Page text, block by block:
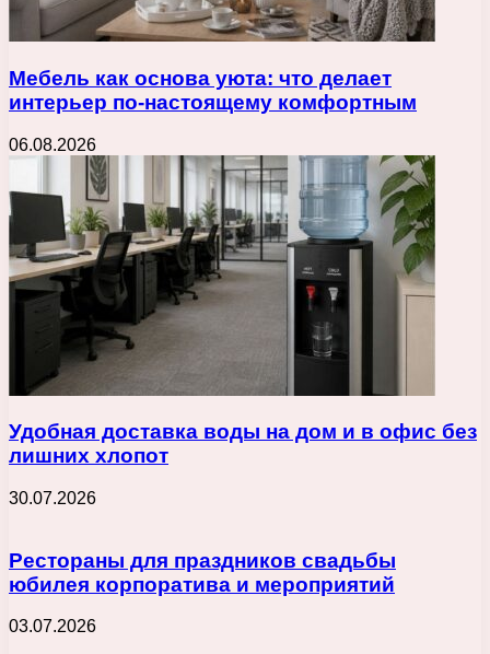
Мебель как основа уюта: что делает
интерьер по-настоящему комфортным
06.08.2026
Удобная доставка воды на дом и в офис без
лишних хлопот
30.07.2026
Рестораны для праздников свадьбы
юбилея корпоратива и мероприятий
03.07.2026